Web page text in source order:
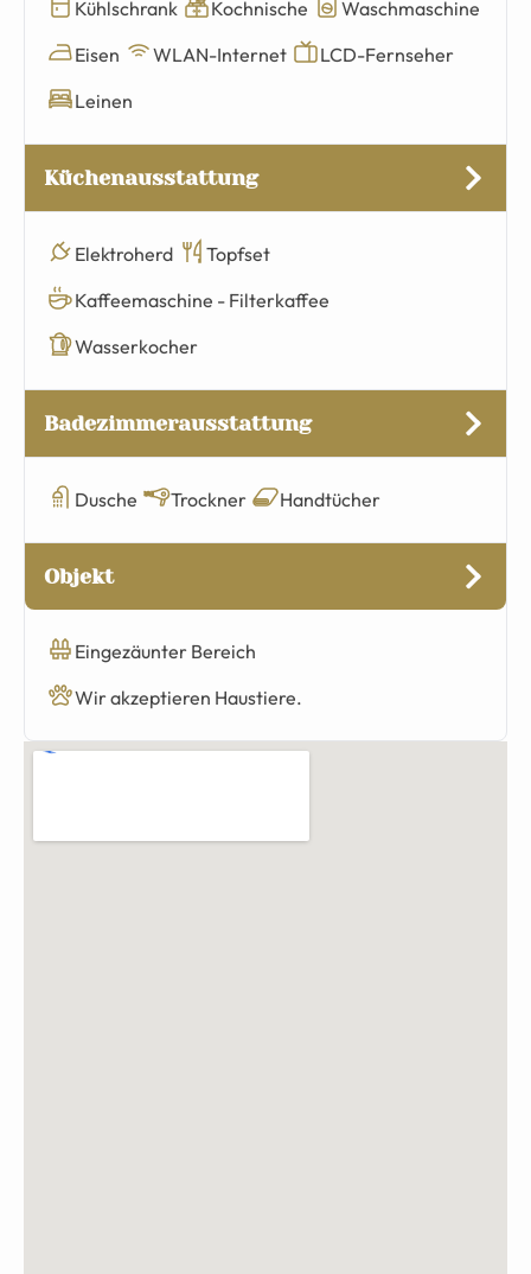
Kühlschrank Kochnische
Waschmaschine
Eisen
WLAN-Internet
LCD-Fernseher
Leinen
Küchenausstattung
Elektroherd
Topfset
Kaffeemaschine - Filterkaffee
Wasserkocher
Badezimmerausstattung
Dusche Trockner Handtücher
Objekt
Eingezäunter Bereich
Wir akzeptieren Haustiere.